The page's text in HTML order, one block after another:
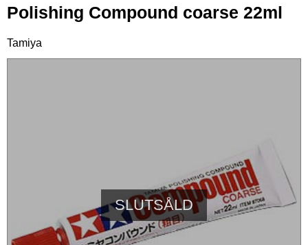
Polishing Compound coarse 22ml
Tamiya
SLUTSÅLD